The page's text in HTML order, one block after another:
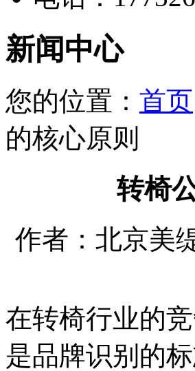
新闻中心
您的位置： 首页
的核心原则
转椅
作者：北京美
在转椅行业的
是品牌识别的